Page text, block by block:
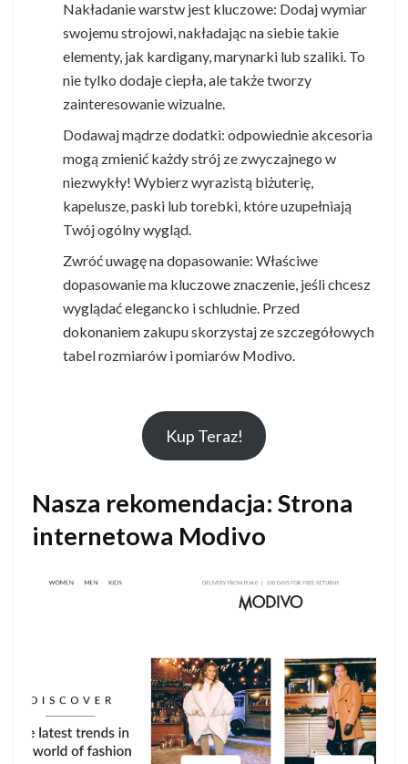
Nakładanie warstw jest kluczowe: Dodaj wymiar
swojemu strojowi, nakładając na siebie takie
elementy, jak kardigany, marynarki lub szaliki. To
nie tylko dodaje ciepła, ale także tworzy
zainteresowanie wizualne.
Dodawaj mądrze dodatki: odpowiednie akcesoria
mogą zmienić każdy strój ze zwyczajnego w
niezwykły! Wybierz wyrazistą biżuterię,
kapelusze, paski lub torebki, które uzupełniają
Twój ogólny wygląd.
Zwróć uwagę na dopasowanie: Właściwe
dopasowanie ma kluczowe znaczenie, jeśli chcesz
wyglądać elegancko i schludnie. Przed
dokonaniem zakupu skorzystaj ze szczegółowych
tabel rozmiarów i pomiarów Modivo.
Kup Teraz!
Nasza rekomendacja: Strona
internetowa Modivo